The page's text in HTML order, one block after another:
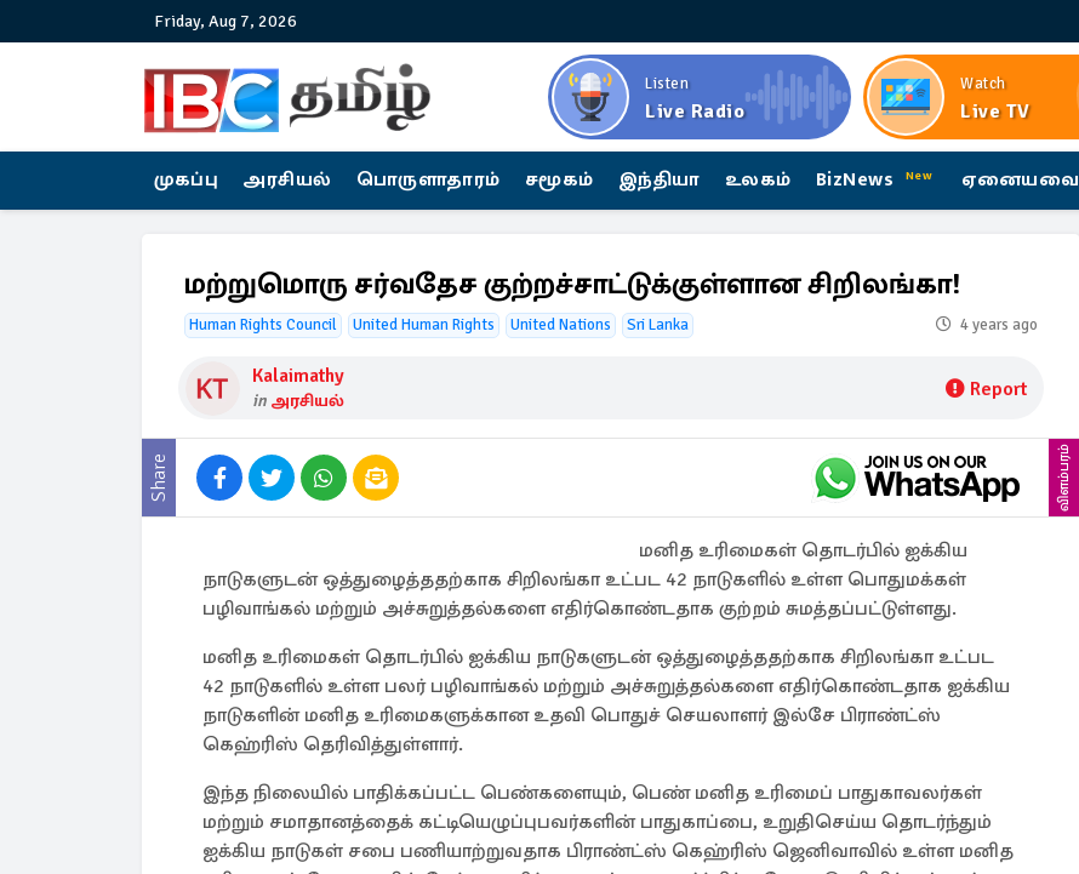
Friday, Aug 7, 2026
Listen
Live Radio
Watch
Live TV
முகப்பு அரசியல் பொருளாதாரம் சமூகம் இந்தியா உலகம் BizNews New ஏனையவை
மற்றுமொரு சர்வதேச குற்றச்சாட்டுக்குள்ளான சிறிலங்கா!
Human Rights Council United Human Rights United Nations Sri Lanka 4 years ago
Kalaimathy
in அரசியல் Report
Share விளம்பரம்
மனித உரிமைகள் தொடர்பில் ஐக்கிய
நாடுகளுடன் ஒத்துழைத்ததற்காக சிறிலங்கா உட்பட 42 நாடுகளில் உள்ள பொதுமக்கள்
பழிவாங்கல் மற்றும் அச்சுறுத்தல்களை எதிர்கொண்டதாக குற்றம் சுமத்தப்பட்டுள்ளது.
மனித உரிமைகள் தொடர்பில் ஐக்கிய நாடுகளுடன் ஒத்துழைத்ததற்காக சிறிலங்கா உட்பட
42 நாடுகளில் உள்ள பலர் பழிவாங்கல் மற்றும் அச்சுறுத்தல்களை எதிர்கொண்டதாக ஐக்கிய
நாடுகளின் மனித உரிமைகளுக்கான உதவி பொதுச் செயலாளர் இல்சே பிராண்ட்ஸ்
கெஹ்ரிஸ் தெரிவித்துள்ளார்.
இந்த நிலையில் பாதிக்கப்பட்ட பெண்களையும், பெண் மனித உரிமைப் பாதுகாவலர்கள்
மற்றும் சமாதானத்தைக் கட்டியெழுப்புபவர்களின் பாதுகாப்பை, உறுதிசெய்ய தொடர்ந்தும்
ஐக்கிய நாடுகள் சபை பணியாற்றுவதாக பிராண்ட்ஸ் கெஹ்ரிஸ் ஜெனிவாவில் உள்ள மனித